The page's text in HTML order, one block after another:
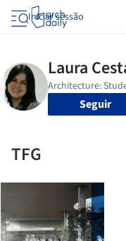
Iniciar sessão
Seguir
TFG